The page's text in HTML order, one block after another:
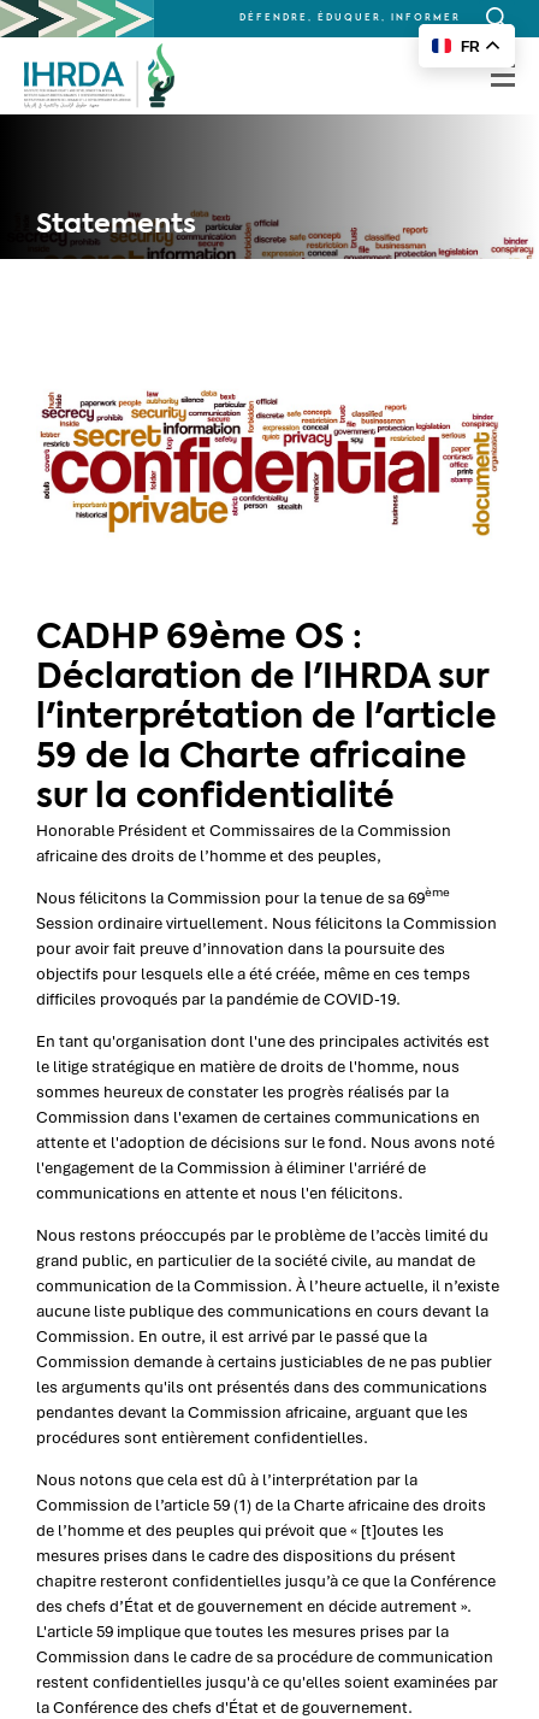
DÉFENDRE, ÉDUQUER, INFORMER
for:
Statements
CADHP 69ème OS :
Déclaration de l'IHRDA sur
l'interprétation de l'article
59 de la Charte africaine
sur la confidentialité
Honorable Président et Commissaires de la Commission
africaine des droits de l’homme et des peuples,
Nous félicitons la Commission pour la tenue de sa 69ème
Session ordinaire virtuellement. Nous félicitons la Commission
pour avoir fait preuve d’innovation dans la poursuite des
objectifs pour lesquels elle a été créée, même en ces temps
difficiles provoqués par la pandémie de COVID-19.
En tant qu'organisation dont l'une des principales activités est
le litige stratégique en matière de droits de l'homme, nous
sommes heureux de constater les progrès réalisés par la
Commission dans l'examen de certaines communications en
attente et l'adoption de décisions sur le fond. Nous avons noté
l'engagement de la Commission à éliminer l'arriéré de
communications en attente et nous l'en félicitons.
Nous restons préoccupés par le problème de l’accès limité du
grand public, en particulier de la société civile, au mandat de
communication de la Commission. À l’heure actuelle, il n’existe
aucune liste publique des communications en cours devant la
Commission. En outre, il est arrivé par le passé que la
Commission demande à certains justiciables de ne pas publier
les arguments qu'ils ont présentés dans des communications
pendantes devant la Commission africaine, arguant que les
procédures sont entièrement confidentielles.
Nous notons que cela est dû à l’interprétation par la
Commission de l’article 59 (1) de la Charte africaine des droits
de l’homme et des peuples qui prévoit que « [t]outes les
mesures prises dans le cadre des dispositions du présent
chapitre resteront confidentielles jusqu’à ce que la Conférence
des chefs d’État et de gouvernement en décide autrement ».
L'article 59 implique que toutes les mesures prises par la
Commission dans le cadre de sa procédure de communication
restent confidentielles jusqu'à ce qu'elles soient examinées par
la Conférence des chefs d'État et de gouvernement.
FR